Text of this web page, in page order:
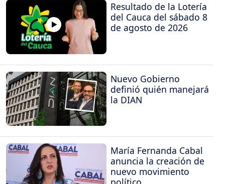
Resultado de la Lotería
del Cauca del sábado 8
de agosto de 2026
Nuevo Gobierno
definió quién manejará
la DIAN
María Fernanda Cabal
anuncia la creación de
nuevo movimiento